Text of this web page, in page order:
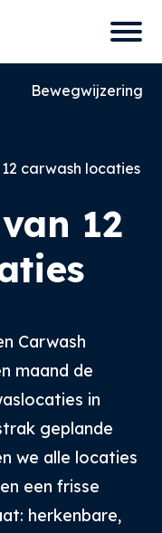
Bewegwijzering
carwash locaties
12
Carwash
maand de
in
geplande
we alle locaties
een frisse
herkenbare,